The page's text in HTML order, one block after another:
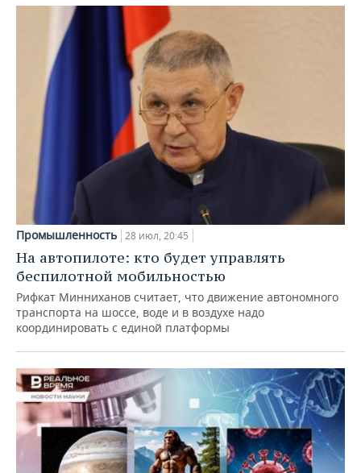
Промышленность 28 июл, 20:45
На автопилоте: кто будет управлять
беспилотной мобильностью
Рифкат Минниханов считает, что движение автономного
транспорта на шоссе, воде и в воздухе надо
координировать с единой платформы